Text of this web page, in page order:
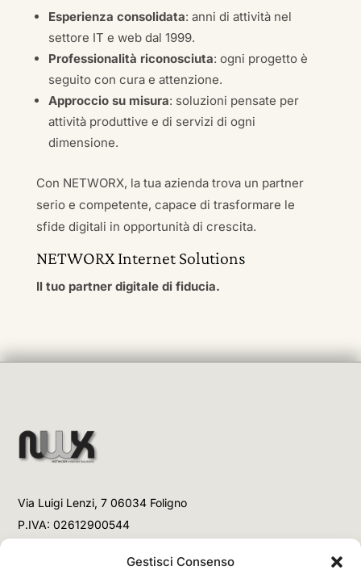
Gestisci Consenso
Esperienza consolidata: anni di attività nel
settore IT e web dal 1999.
Professionalità riconosciuta: ogni progetto è
seguito con cura e attenzione.
Approccio su misura: soluzioni pensate per
attività produttive e di servizi di ogni
dimensione.
Con NETWORX, la tua azienda trova un partner
serio e competente, capace di trasformare le
sfide digitali in opportunità di crescita.
NETWORX Internet Solutions
Il tuo partner digitale di fiducia.
Via Luigi Lenzi, 7 06034 Foligno
P.IVA: 02612900544